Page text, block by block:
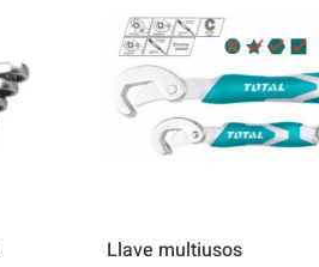
Llave multiusos